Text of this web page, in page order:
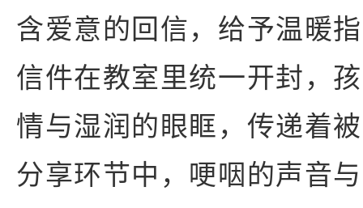
含爱意的回信，给予温暖
信件在教室里统一开封，
情与湿润的眼眶，传递着
分享环节中，哽咽的声音